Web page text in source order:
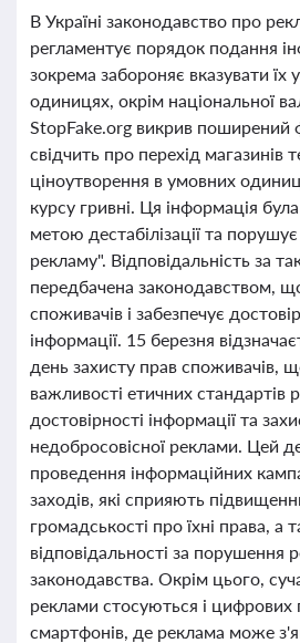
В Україні законодавство про
регламентує порядок подання
зокрема забороняє вказувати їх
одиницях, окрім національної
StopFake.org викрив поширений
свідчить про перехід магазинів
ціноутворення в умовних
курсу гривні. Ця інформація
метою дестабілізації та
рекламу". Відповідальність за
передбачена законодавством,
споживачів і забезпечує
інформації. 15 березня
день захисту прав споживачів,
важливості етичних стандартів
достовірності інформації та
недобросовісної реклами. Цей
проведення інформаційних
заходів, які сприяють
громадськості про їхні права, а
відповідальності за порушення
законодавства. Окрім цього,
реклами стосуються і
смартфонів, де реклама може